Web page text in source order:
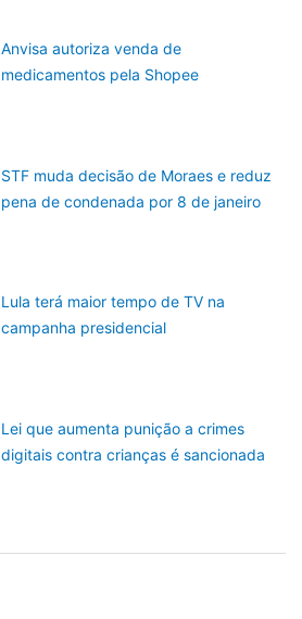
Anvisa autoriza venda de
medicamentos pela Shopee
STF muda decisão de Moraes e reduz
pena de condenada por 8 de janeiro
Lula terá maior tempo de TV na
campanha presidencial
Lei que aumenta punição a crimes
digitais contra crianças é sancionada